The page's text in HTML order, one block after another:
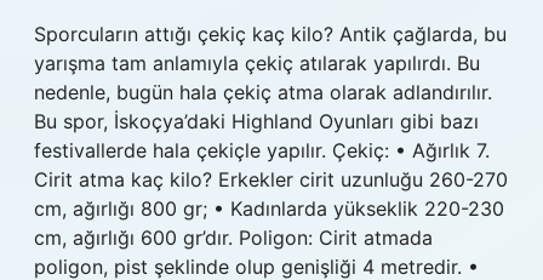
Sporcuların attığı çekiç kaç kilo? Antik çağlarda, bu
yarışma tam anlamıyla çekiç atılarak yapılırdı. Bu
nedenle, bugün hala çekiç atma olarak adlandırılır.
Bu spor, İskoçya’daki Highland Oyunları gibi bazı
festivallerde hala çekiçle yapılır. Çekiç: • Ağırlık 7.
Cirit atma kaç kilo? Erkekler cirit uzunluğu 260-270
cm, ağırlığı 800 gr; • Kadınlarda yükseklik 220-230
cm, ağırlığı 600 gr’dır. Poligon: Cirit atmada
poligon, pist şeklinde olup genişliği 4 metredir. •